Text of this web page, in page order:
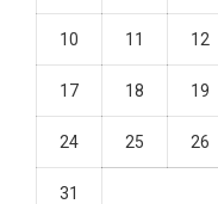
10 11 12
17 18 19
24 25 26
31